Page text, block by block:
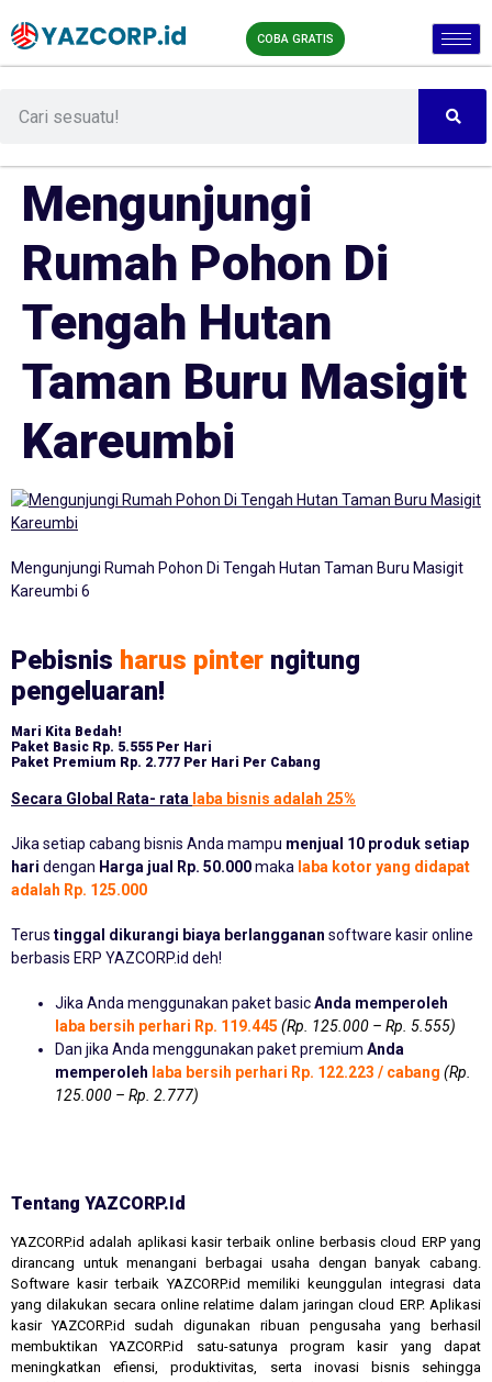
COBA GRATIS
Mengunjungi
Rumah Pohon Di
Tengah Hutan
Taman Buru Masigit
Kareumbi
Mengunjungi Rumah Pohon Di Tengah Hutan Taman Buru Masigit
Kareumbi 6
Pebisnis harus pinter ngitung
pengeluaran!
Mari Kita Bedah!
Paket Basic Rp. 5.555 Per Hari
Paket Premium Rp. 2.777 Per Hari Per Cabang
Secara Global Rata- rata laba bisnis adalah 25%
Jika setiap cabang bisnis Anda mampu menjual 10 produk setiap
hari dengan Harga jual Rp. 50.000maka laba kotor yang didapat
adalah Rp. 125.000
Terus tinggal dikurangi biaya berlangganan software kasir online
berbasis ERP YAZCORP.id deh!
Jika Anda menggunakan paket basicAnda memperoleh
laba bersih perhari Rp. 119.445 (Rp. 125.000 – Rp. 5.555)
Dan jika Anda menggunakan paket premium Anda
memperoleh laba bersih perhari Rp. 122.223 / cabang (Rp.
125.000 – Rp. 2.777)
Tentang YAZCORP.id
YAZCORP.id adalah aplikasi kasir terbaik online berbasis cloud ERP yang
dirancang untuk menangani berbagai usaha dengan banyak cabang.
Software kasir terbaik YAZCORP.id memiliki keunggulan integrasi data
yang dilakukan secara online relatime dalam jaringan cloud ERP. Aplikasi
kasir YAZCORP.id sudah digunakan ribuan pengusaha yang berhasil
membuktikan YAZCORP.id satu-satunya program kasir yang dapat
meningkatkan efiensi, produktivitas, serta inovasi bisnis sehingga